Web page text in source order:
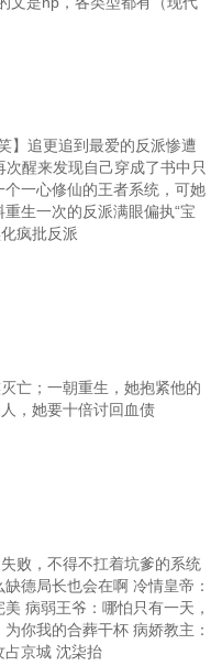
】追更追到最爱的反派惨遭
醒来发现自己穿成了书中只
一心修仙的王者系统，可她
生一次的反派满眼偏执“宝
疯批反派
亡；一朝重生，她抱紧他的
，她要十倍讨回血债
败，不得不扛着坑爹的系统
德局长也会在啊 冷情皇帝：
病弱王爷：哪怕只有一天，
你我的合葬干杯 病娇教主：
占京城 沈柒抬